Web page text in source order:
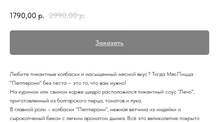
1790,00 р. 2990,00 р.
Заказать
Любите пикантные колбаски и насыщенный мясной вкус? Тогда МясПицца
"Пепперони" без теста – это то, что вам нужно!
На курином или свином корже щедро расположился пикантный соус "Лечо",
приготовленный из болгарского перца, томатов и лука.
В главной роли – колбаски "Пепперони", нежная ветчина из индейки и
сырокопченый бекон с легким ароматом дымка. Всё это великолепие покрыто